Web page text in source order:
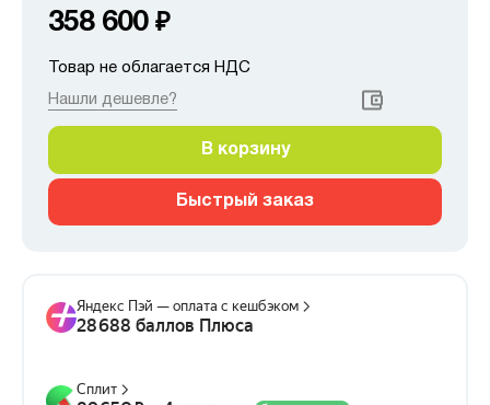
358 600 ₽
Товар не облагается НДС
Нашли дешевле?
В корзину
Быстрый заказ